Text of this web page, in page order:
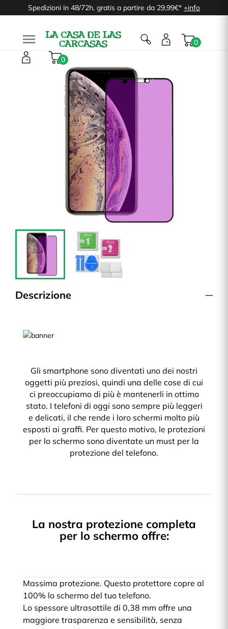
Spedizioni in 48/72h, gratis a partire da 29,99€* +info

0
0
Descrizione
Gli smartphone sono diventati uno dei nostri
oggetti più preziosi, quindi una delle cose di cui
ci preoccupiamo di più è mantenerli in ottimo
stato. I telefoni di oggi sono sempre più leggeri
e delicati, il che rende i loro schermi molto più
esposti ai graffi. Per questo motivo, le protezioni
per lo schermo sono diventate un must per la
protezione del telefono.
La nostra protezione completa
per lo schermo offre:
Massima protezione. Questo protettore copre al
100% lo schermo del tuo telefono.
Lo spessore ultrasottile di 0,38 mm offre una
maggiore trasparenza e sensibilità, senza